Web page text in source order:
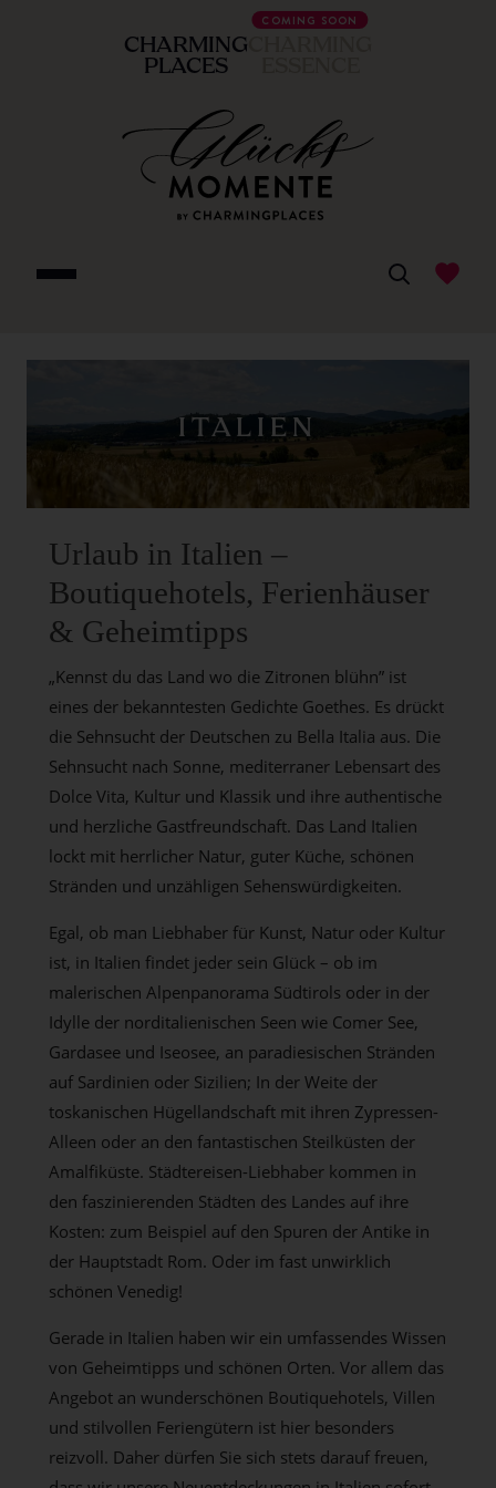
CHARMING
PLACES
COMING SOON
ITALIEN
Urlaub in Italien –
Boutiquehotels, Ferienhäuser
& Geheimtipps
„Kennst du das Land wo die Zitronen blühn” ist
eines der bekanntesten Gedichte Goethes. Es drückt
die Sehnsucht der Deutschen zu Bella Italia aus. Die
Sehnsucht nach Sonne, mediterraner Lebensart des
Dolce Vita, Kultur und Klassik und ihre authentische
und herzliche Gastfreundschaft. Das Land Italien
lockt mit herrlicher Natur, guter Küche, schönen
Stränden und unzähligen Sehenswürdigkeiten.
Egal, ob man Liebhaber für Kunst, Natur oder Kultur
ist, in Italien findet jeder sein Glück – ob im
malerischen Alpenpanorama Südtirols oder in der
Idylle der norditalienischen Seen wie Comer See,
Gardasee und Iseosee, an paradiesischen Stränden
auf Sardinien oder Sizilien; In der Weite der
toskanischen Hügellandschaft mit ihren Zypressen-
Alleen oder an den fantastischen Steilküsten der
Amalfiküste. Städtereisen-Liebhaber kommen in
den faszinierenden Städten des Landes auf ihre
Kosten: zum Beispiel auf den Spuren der Antike in
der Hauptstadt Rom. Oder im fast unwirklich
schönen Venedig!
Gerade in Italien haben wir ein umfassendes Wissen
von Geheimtipps und schönen Orten. Vor allem das
Angebot an wunderschönen Boutiquehotels, Villen
und stilvollen Feriengütern ist hier besonders
reizvoll. Daher dürfen Sie sich stets darauf freuen,